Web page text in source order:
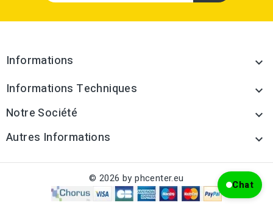
Informations 
Informations Techniques 
Notre Société 
Autres Informations 
© 2026 by phcenter.eu Chat